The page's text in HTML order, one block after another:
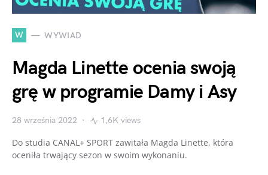
W WYWIAD
Magda Linette ocenia swoją
grę w programie Damy i Asy
28 września 2022 1,6K views
Do studia CANAL+ SPORT zawitała Magda Linette, która
oceniła trwający sezon w swoim wykonaniu.